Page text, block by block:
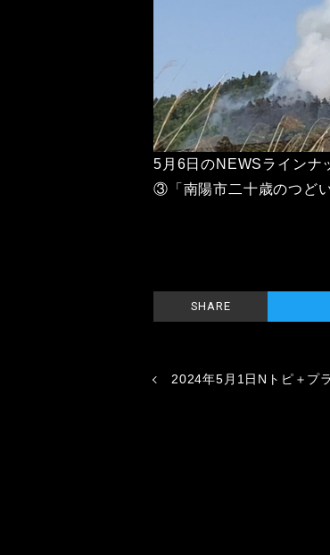
5月6日のNEWSラインナ
③「南陽市二十歳のつど
SHARE
2024年5月1日Nトピ＋プ